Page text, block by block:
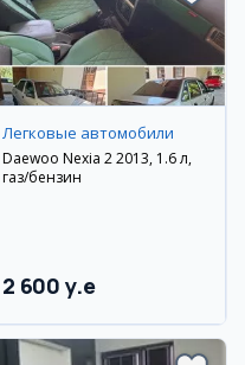
Легковые автомобили
Daewoo Nexia 2 2013, 1.6 л,
газ/бензин
2 600 y.e